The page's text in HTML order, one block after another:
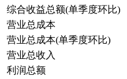
综合收益总额(单季度环比)
营业总成本
营业总成本(单季度环比)
营业总收入
利润总额